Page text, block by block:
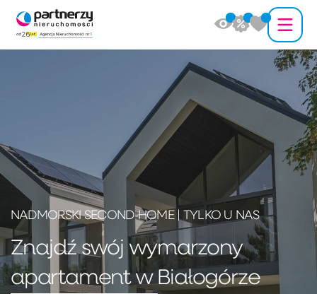
NADMORSKI SECOND HOME | TYLKO U NAS
Znajdź swój wymarzony
apartament w Białogórze